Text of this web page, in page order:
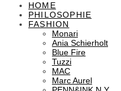
HOME
PHILOSOPHIE
FASHION
Monari
Ania Schierholt
Blue Fire
Tuzzi
MAC
Marc Aurel